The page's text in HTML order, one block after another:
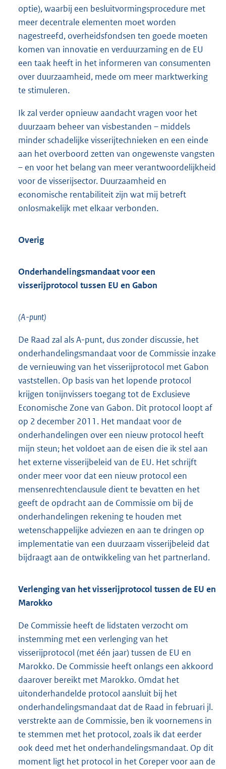
optie), waarbij een besluitvormingsprocedure met
meer decentrale elementen moet worden
nagestreefd, overheidsfondsen ten goede moeten
komen van innovatie en verduurzaming en de EU
een taak heeft in het informeren van consumenten
over duurzaamheid, mede om meer marktwerking
te stimuleren.
Ik zal verder opnieuw aandacht vragen voor het
duurzaam beheer van visbestanden – middels
minder schadelijke visserijtechnieken en een einde
aan het overboord zetten van ongewenste vangsten
– en voor het belang van meer verantwoordelijkheid
voor de visserijsector. Duurzaamheid en
economische rentabiliteit zijn wat mij betreft
onlosmakelijk met elkaar verbonden.
Overig
Onderhandelingsmandaat voor een
visserijprotocol tussen EU en Gabon
(A-punt)
De Raad zal als A-punt, dus zonder discussie, het
onderhandelingsmandaat voor de Commissie inzake
de vernieuwing van het visserijprotocol met Gabon
vaststellen. Op basis van het lopende protocol
krijgen tonijnvissers toegang tot de Exclusieve
Economische Zone van Gabon. Dit protocol loopt af
op 2 december 2011. Het mandaat voor de
onderhandelingen over een nieuw protocol heeft
mijn steun; het voldoet aan de eisen die ik stel aan
het externe visserijbeleid van de EU. Het schrijft
onder meer voor dat een nieuw protocol een
mensenrechtenclausule dient te bevatten en het
geeft de opdracht aan de Commissie om bij de
onderhandelingen rekening te houden met
wetenschappelijke adviezen en aan te dringen op
implementatie van een duurzaam visserijbeleid dat
bijdraagt aan de ontwikkeling van het partnerland.
Verlenging van het visserijprotocol tussen de EU en
Marokko
De Commissie heeft de lidstaten verzocht om
instemming met een verlenging van het
visserijprotocol (met één jaar) tussen de EU en
Marokko. De Commissie heeft onlangs een akkoord
daarover bereikt met Marokko. Omdat het
uitonderhandelde protocol aansluit bij het
onderhandelingsmandaat dat de Raad in februari jl.
verstrekte aan de Commissie, ben ik voornemens in
te stemmen met het protocol, zoals ik dat eerder
ook deed met het onderhandelingsmandaat. Op dit
moment ligt het protocol in het Coreper voor aan de